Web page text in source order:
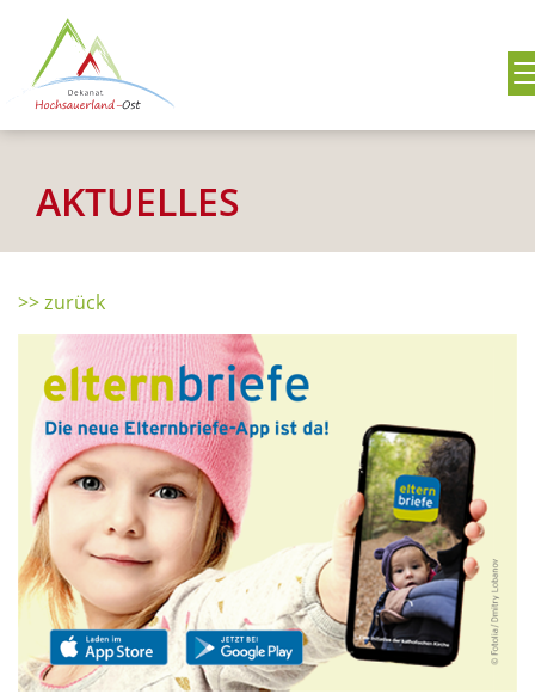
AKTUELLES
>> zurück